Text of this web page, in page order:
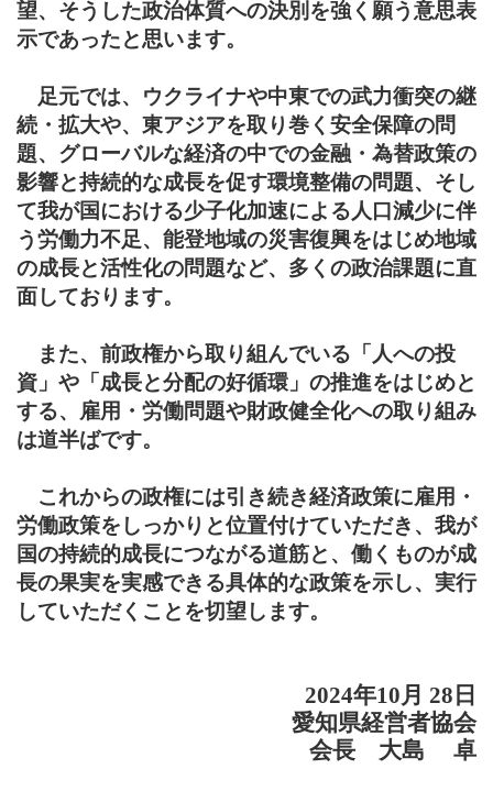
望、そうした政治体質への決別を強く願う意思表
示であったと思います。
足元では、ウクライナや中東での武力衝突の継
続・拡大や、東アジアを取り巻く安全保障の問
題、グローバルな経済の中での金融・為替政策の
影響と持続的な成長を促す環境整備の問題、そし
て我が国における少子化加速による人口減少に伴
う労働力不足、能登地域の災害復興をはじめ地域
の成長と活性化の問題など、多くの政治課題に直
面しております。
また、前政権から取り組んでいる「人への投
資」や「成長と分配の好循環」の推進をはじめと
する、雇用・労働問題や財政健全化への取り組み
は道半ばです。
これからの政権には引き続き経済政策に雇用・
労働政策をしっかりと位置付けていただき、我が
国の持続的成長につながる道筋と、働くものが成
長の果実を実感できる具体的な政策を示し、実行
していただくことを切望します。
2024年10月 28 日
愛知県経営者協会
会長 大島 卓